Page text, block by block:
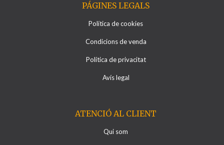
PÁGINES LEGALS
Política de cookies
Condicions de venda
Política de privacitat
Avís legal
ATENCIÓ AL CLIENT
Qui som